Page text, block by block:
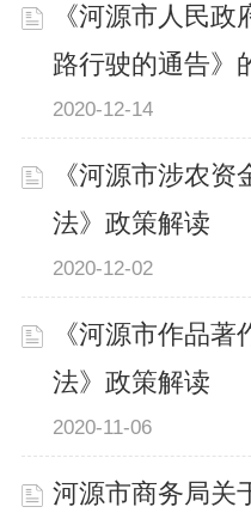
《河源市人民
路行驶的通告》
2020-12-14
《河源市涉农
法》政策解读
2020-12-02
《河源市作品
法》政策解读
2020-11-06
河源市商务局关